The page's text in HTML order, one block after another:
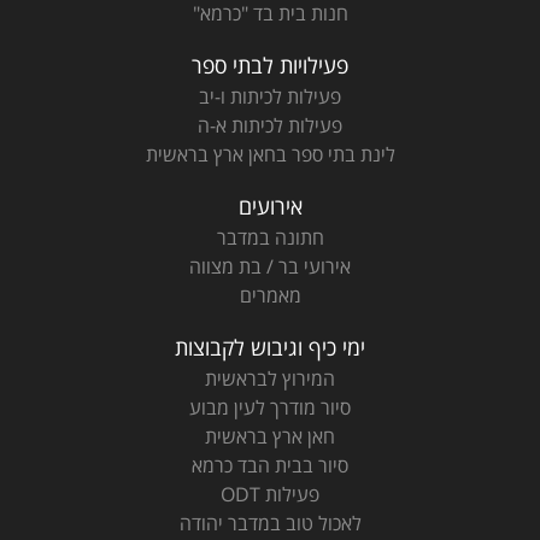
חנות בית בד "כרמא"
פעילויות לבתי ספר
פעילות לכיתות ו-יב
פעילות לכיתות א-ה
לינת בתי ספר בחאן ארץ בראשית
אירועים
חתונה במדבר
אירועי בר / בת מצווה
מאמרים
ימי כיף וגיבוש לקבוצות
המירוץ לבראשית
סיור מודרך לעין מבוע
חאן ארץ בראשית
סיור בבית הבד כרמא
פעילות ODT
לאכול טוב במדבר יהודה